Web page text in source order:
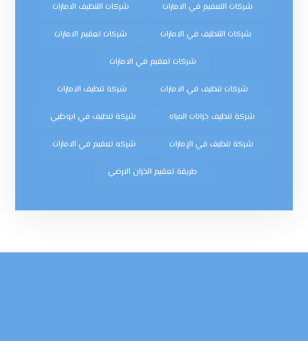
شركات التعقيم في الامارات شركات التنظيف الامارات
شركات التنظيف في الامارات شركات تعقيم الامارات
شركات تعقيم في الامارات
شركات تنظيف في الامارات شركة تنظيف الامارات
شركة تنظيف خزانات المياه شركة تنظيف في ابوظبي
شركة تنظيف في الإمارات شركه تعقيم في الامارات
طريقة تعقيم الخزان الارضي